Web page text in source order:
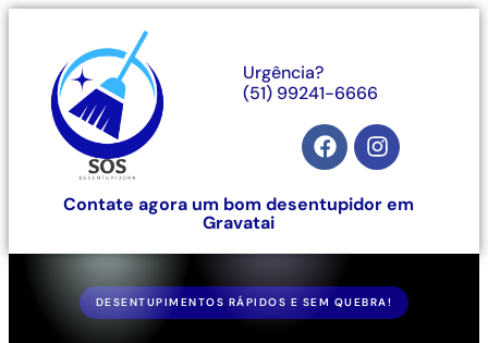
Urgência?
(51) 99241-6666
Contate agora um bom desentupidor em
Gravatai
DESENTUPIMENTOS RÁPIDOS E SEM QUEBRA!